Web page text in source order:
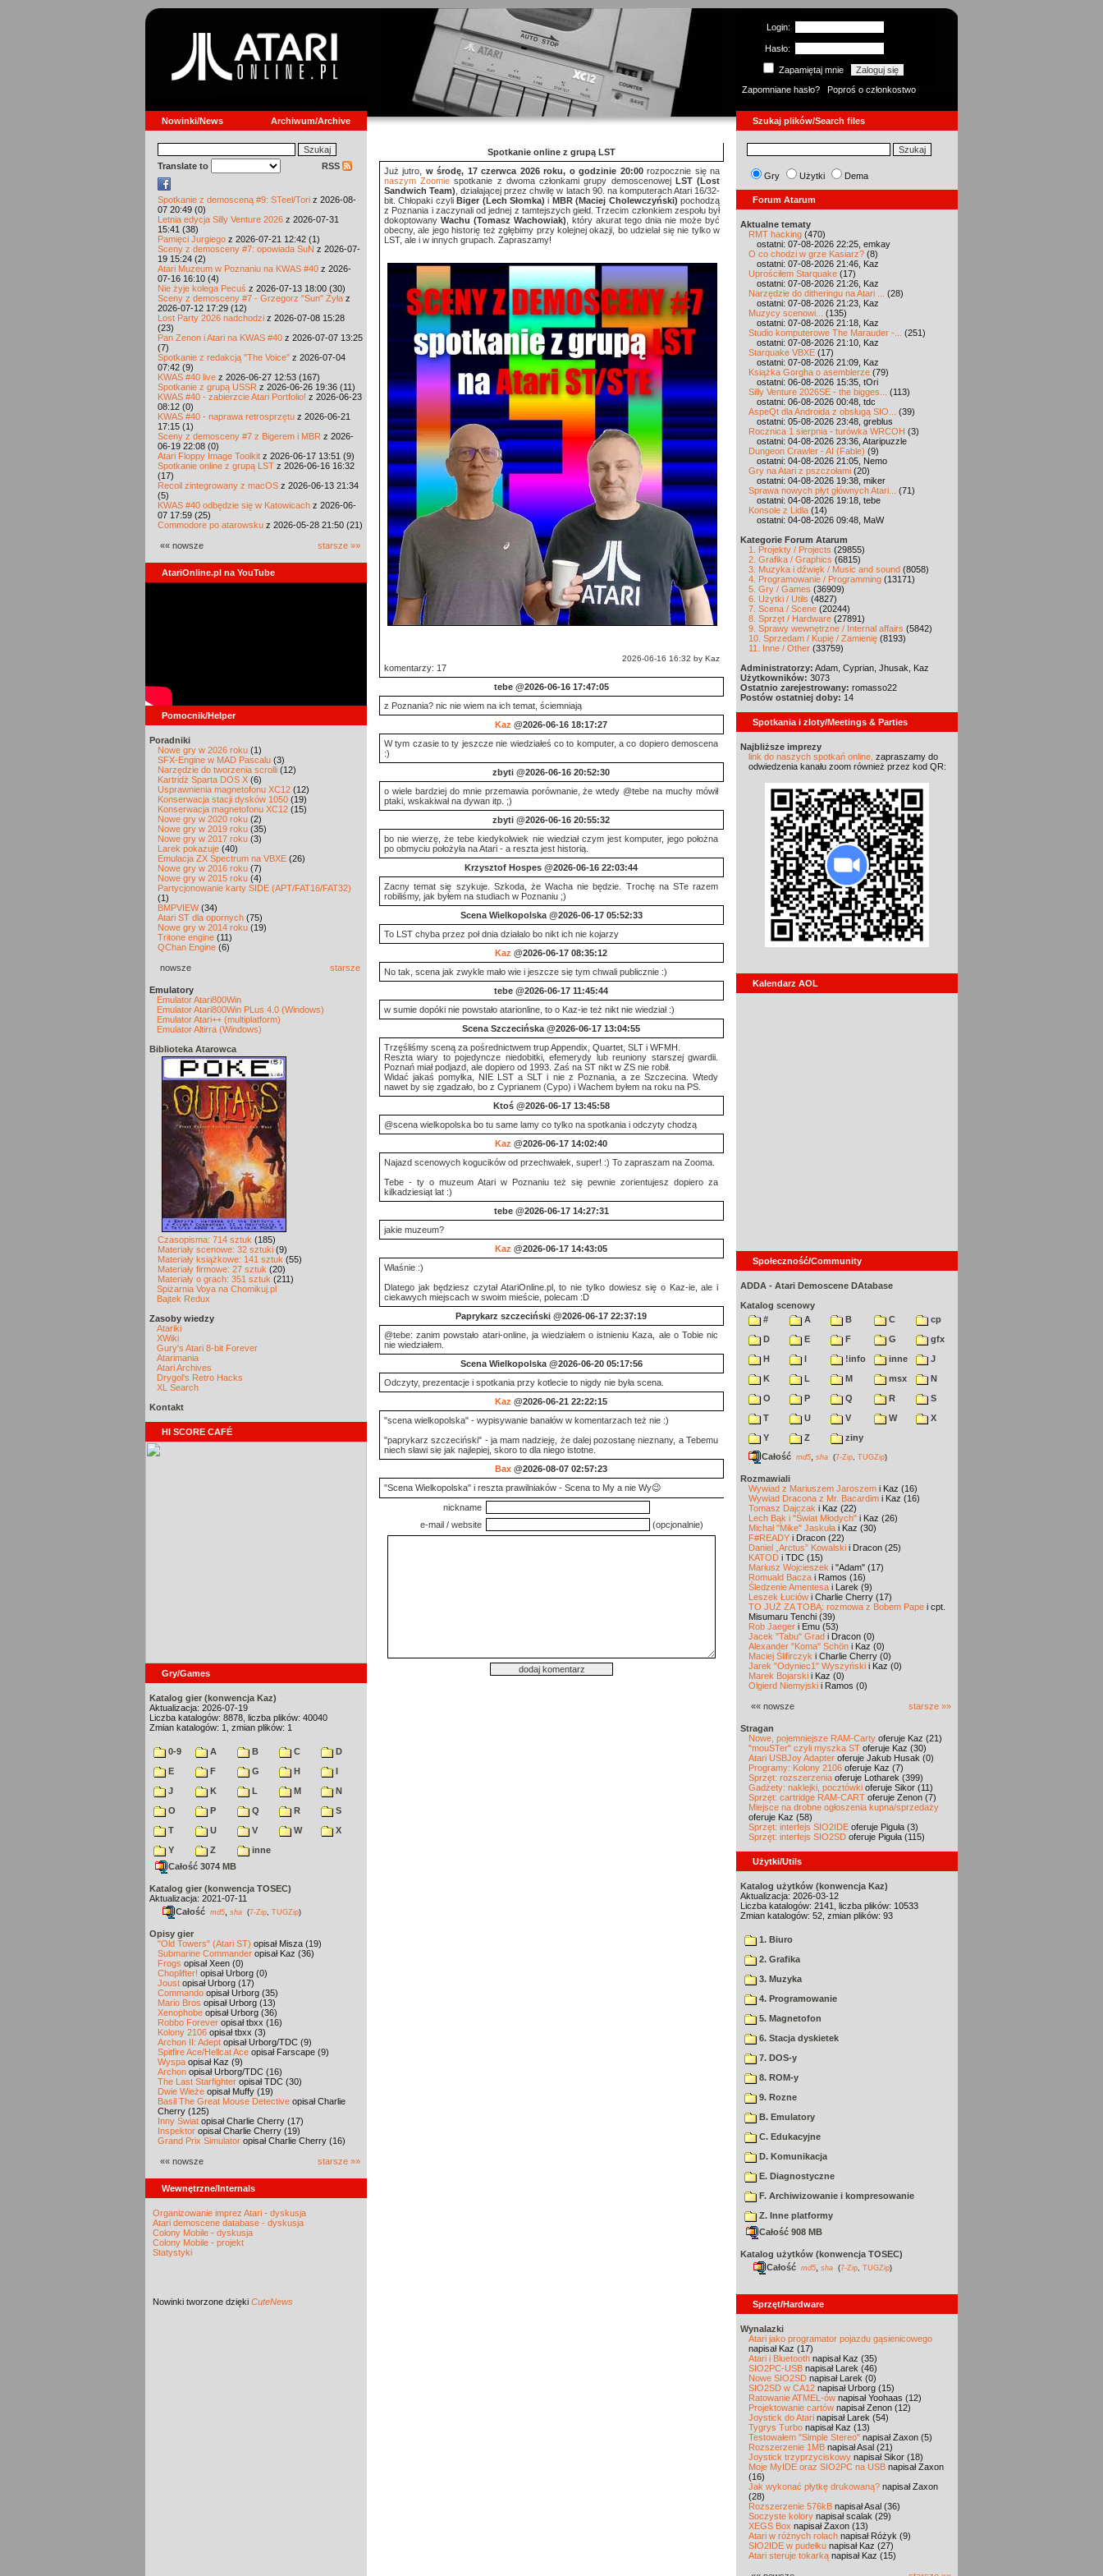
Login:
Hasło:
Zapamiętaj mnie
Zapomniane hasło?
Poproś o członkostwo
Nowinki/News Archiwum/Archive Szukaj plików/Search files
Translate to RSS
Spotkanie z demosceną #9: STeel/Tori z 2026-08-
07 20:49 (0)
Letnia edycja Silly Venture 2026 z 2026-07-31
15:41 (38)
Pamięci Jurgiego z 2026-07-21 12:42 (1)
Sceny z demosceny #7: opowiada SuN z 2026-07-
19 15:24 (2)
Atari Muzeum w Poznaniu na KWAS #40 z 2026-
07-16 16:10 (4)
Nie żyje kolega Pecuś z 2026-07-13 18:00 (30)
Sceny z demosceny #7 - Grzegorz "Sun" Żyła z
2026-07-12 17:29 (12)
Lost Party 2026 nadchodzi z 2026-07-08 15:28
(23)
Pan Zenon i Atari na KWAS #40 z 2026-07-07 13:25
(7)
Spotkanie z redakcją "The Voice" z 2026-07-04
07:42 (9)
KWAS #40 live z 2026-06-27 12:53 (167)
Spotkanie z grupą USSR z 2026-06-26 19:36 (11)
KWAS #40 - zabierzcie Atari Portfolio! z 2026-06-23
08:12 (0)
KWAS #40 - naprawa retrosprzętu z 2026-06-21
17:15 (1)
Sceny z demosceny #7 z Bigerem i MBR z 2026-
06-19 22:08 (0)
Atari Floppy Image Toolkit z 2026-06-17 13:51 (9)
Spotkanie online z grupą LST z 2026-06-16 16:32
(17)
Recoil zintegrowany z macOS z 2026-06-13 21:34
(5)
KWAS #40 odbędzie się w Katowicach z 2026-06-
07 17:59 (25)
Commodore po atarowsku z 2026-05-28 21:50 (21)
«« nowsze starsze »»
AtariOnline.pl na YouTube
Pomocnik/Helper
Poradniki
Nowe gry w 2026 roku (1)
SFX-Engine w MAD Pascalu (3)
Narzędzie do tworzenia scrolli (12)
Kartridż Sparta DOS X (6)
Usprawnienia magnetofonu XC12 (12)
Konserwacja stacji dysków 1050 (19)
Konserwacja magnetofonu XC12 (15)
Nowe gry w 2020 roku (2)
Nowe gry w 2019 roku (35)
Nowe gry w 2017 roku (3)
Larek pokazuje (40)
Emulacja ZX Spectrum na VBXE (26)
Nowe gry w 2016 roku (7)
Nowe gry w 2015 roku (4)
Partycjonowanie karty SIDE (APT/FAT16/FAT32)
(1)
BMPVIEW(34)
Atari ST dla opornych (75)
Nowe gry w 2014 roku (19)
Tritone engine (11)
QChan Engine (6)
nowsze starsze
Emulatory
Emulator Atari800Win
Emulator Atari800Win PLus 4.0 (Windows)
Emulator Atari++ (multiplatform)
Emulator Altirra (Windows)
Biblioteka Atarowca
Czasopisma: 714 sztuk (185)
Materiały scenowe: 32 sztuki (9)
Materiały książkowe: 141 sztuk (55)
Materiały firmowe: 27 sztuk (20)
Materiały o grach: 351 sztuk (211)
Spiżarnia Voya na Chomikuj.pl
Bajtek Redux
Zasoby wiedzy
Atariki
XWiki
Gury's Atari 8-bit Forever
Atarimania
Atari Archives
Drygol's Retro Hacks
XL Search
Kontakt
HI SCORE CAFÉ
Gry/Games
Katalog gier (konwencja Kaz)
Aktualizacja: 2026-07-19
Liczba katalogów: 8878, liczba plików: 40040
Zmian katalogów: 1, zmian plików: 1
0-9 A B C
D
E
F G H
I
J
K L M
N
O
P Q R
S
T
U V W
X
Y
Z
inne
Całość 3074 MB
Katalog gier (konwencja TOSEC)
Aktualizacja: 2021-07-11
Całość md5 sha (7-Zip TUGZip)
Opisy gier
"Old Towers" (Atari ST) opisał Misza (19)
Submarine Commander opisał Kaz (36)
Frogs opisał Xeen (0)
Choplifter! opisał Urborg (0)
Joust opisał Urborg (17)
Commando opisał Urborg (35)
Mario Bros opisał Urborg (13)
Xenophobe opisał Urborg (36)
Robbo Forever opisał tbxx (16)
Kolony 2106 opisał tbxx (3)
Archon II: Adept opisał Urborg/TDC (9)
Spitfire Ace/Hellcat Ace opisał Farscape (9)
Wyspa opisał Kaz (9)
Archon opisał Urborg/TDC (16)
The Last Starfighter opisał TDC (30)
Dwie Wieże opisał Muffy (19)
Basil The Great Mouse Detective opisał Charlie
Cherry (125)
Inny Świat opisał Charlie Cherry (17)
Inspektor opisał Charlie Cherry (19)
Grand Prix Simulator opisał Charlie Cherry (16)
«« nowsze starsze »»
Wewnętrzne/Internals
Organizowanie imprez Atari - dyskusja
Atari demoscene database - dyskusja
Colony Mobile - dyskusja
Colony Mobile - projekt
Statystyki
Nowinki tworzone dzięki CuteNews
Spotkanie online z grupą LST
Już jutro, w środę, 17 czerwca 2026 roku, o godzinie 20:00rozpocznie się na
naszym Zoomie spotkanie z dwoma członkami grupy demoscenowej LST (Lost
Sandwich Team) , działającej przez chwilę w latach 90. na komputerach Atari 16/32-
bit. Chłopaki czyliBiger (Lech Słomka) i MBR (Maciej Cholewczyński) pochodzą
z Poznania i zaczynali od jednej z tamtejszych giełd. Trzecim członkiem zespołu był
dokoptowany Wachu (Tomasz Wachowiak) , który akurat tego dnia nie może być
obecny, ale jego historię też zgłębimy przy kolejnej okazji, bo udzielał się nie tylko w
LST, ale i w innych grupach. Zapraszamy!
2026-06-16 16:32 by Kaz
komentarzy: 17
tebe@2026-06-16 17:47:05
z Poznania? nic nie wiem na ich temat, ściemniają
Kaz @2026-06-16 18:17:27
W tym czasie to ty jeszcze nie wiedziałeś co to komputer, a co dopiero demoscena
:)
zbyti @2026-06-16 20:52:30
o wiele bardziej do mnie przemawia porównanie, że wtedy @tebe na muchy mówił
ptaki, wskakiwał na dywan itp. ;)
zbyti @2026-06-16 20:55:32
bo nie wierzę, że tebe kiedykolwiek nie wiedział czym jest komputer, jego położna
po obmyciu położyła na Atari - a reszta jest historią.
Krzysztof Hospes @2026-06-16 22:03:44
Zacny temat się szykuje. Szkoda, że Wacha nie będzie. Trochę na STe razem
robiliśmy, jak byłem na studiach w Poznaniu ;)
Scena Wielkopolska@2026-06-17 05:52:33
To LST chyba przez poł dnia działalo bo nikt ich nie kojarzy
Kaz @2026-06-17 08:35:12
No tak, scena jak zwykle mało wie i jeszcze się tym chwali publicznie :)
tebe @2026-06-17 11:45:44
w sumie dopóki nie powstało atarionline, to o Kaz-ie też nikt nie wiedział :)
Scena Szczecińska @2026-06-17 13:04:55
Trzęśliśmy sceną za pośrednictwem trup Appendix, Quartet, SLT i WFMH.
Reszta wiary to pojedyncze niedobitki, efemerydy lub reuniony starszej gwardii.
Poznań miał podjazd, ale dopiero od 1993. Zaś na ST nikt w ZS nie robił.
Widać jakaś pomyłka, NIE LST a SLT i nie z Poznania, a ze Szczecina. Wtedy
nawet by się zgadzało, bo z Cyprianem (Cypo) i Wachem byłem na roku na PS.
Ktoś@2026-06-17 13:45:58
@scena wielkopolska bo tu same lamy co tylko na spotkania i odczyty chodzą
Kaz @2026-06-17 14:02:40
Najazd scenowych kogucików od przechwałek, super! :) To zapraszam na Zooma.
Tebe - ty o muzeum Atari w Poznaniu też się pewnie zorientujesz dopiero za
kilkadziesiąt lat :)
tebe@2026-06-17 14:27:31
jakie muzeum?
Kaz @2026-06-17 14:43:05
Właśnie :)
Dlatego jak będziesz czytał AtariOnline.pl, to nie tylko dowiesz się o Kaz-ie, ale i
ciekawych miejscach w swoim mieście, polecam :D
Paprykarz szczeciński @2026-06-17 22:37:19
@tebe: zanim powstało atari-online, ja wiedziałem o istnieniu Kaza, ale o Tobie nic
nie wiedziałem.
Scena Wielkopolska@2026-06-20 05:17:56
Odczyty, prezentacje i spotkania przy kotlecie to nigdy nie była scena.
Kaz @2026-06-21 22:22:15
"scena wielkopolska" - wypisywanie banałów w komentarzach też nie :)
"paprykarz szczeciński" - ja mam nadzieję, że dalej pozostanę nieznany, a Tebemu
niech sławi się jak najlepiej, skoro to dla niego istotne.
Bax @2026-08-07 02:57:23
"Scena Wielkopolska" i reszta prawilniaków - Scena to My a nie Wy😉
nickname
e-mail / website
(opcjonalnie)
Gry Użytki Dema
Forum Atarum
Aktualne tematy
RMT hacking (470)
ostatni: 07-08-2026 22:25, emkay
O co chodzi w grze Kasiarz? (8)
ostatni: 07-08-2026 21:46, Kaz
Uprościłem Starquake (17)
ostatni: 07-08-2026 21:26, Kaz
Narzędzie do ditheringu na Atari ...
(28)
ostatni: 07-08-2026 21:23, Kaz
Muzycy scenowi...
(135)
ostatni: 07-08-2026 21:18, Kaz
Studio komputerowe The Marauder -...
(251)
ostatni: 07-08-2026 21:10, Kaz
Starquake VBXE (17)
ostatni: 07-08-2026 21:09, Kaz
Książka Gorgha o asemblerze (79)
ostatni: 06-08-2026 15:35, tOri
Silly Venture 2026SE - the bigges...
(113)
ostatni: 06-08-2026 00:48, tdc
AspeQt dla Androida z obsługą SIO...
(39)
ostatni: 05-08-2026 23:48, greblus
Rocznica 1 sierpnia - turówka WRCOH (3)
ostatni: 04-08-2026 23:36, Ataripuzzle
Dungeon Crawler - AI (Fable) (9)
ostatni: 04-08-2026 21:05, Nemo
Gry na Atari z pszczołami (20)
ostatni: 04-08-2026 19:38, miker
Sprawa nowych płyt głównych Atari...
(71)
ostatni: 04-08-2026 19:18, tebe
Konsole z Lidla (14)
ostatni: 04-08-2026 09:48, MaW
Kategorie Forum Atarum
1. Projekty / Projects (29855)
2. Grafika / Graphics (6815)
3. Muzyka i dźwięk / Music and sound (8058)
4. Programowanie / Programming (13171)
5. Gry / Games (36909)
6. Użytki / Utils (4827)
7. Scena / Scene (20244)
8. Sprzęt / Hardware (27891)
9. Sprawy wewnętrzne / Internal affairs (5842)
10. Sprzedam / Kupię / Zamienię (8193)
11. Inne / Other (33759)
Administratorzy: Adam, Cyprian, Jhusak, Kaz
Użytkowników: 3073
Ostatnio zarejestrowany: romasso22
Postów ostatniej doby: 14
Spotkania i zloty/Meetings & Parties
Najbliższe imprezy
link do naszych spotkań online, zapraszamy do
odwiedzenia kanału zoom również przez kod QR:
Kalendarz AOL
Społeczność/Community
ADDA - Atari Demoscene DAtabase
Katalog scenowy
#
A B C
cp
D
E F G
gfx
H
I !info inne
J
K
L M msx
N
O
P Q R
S
T
U V W
X
Y
Z
ziny
Całość md5 sha (7-Zip TUGZip)
Rozmawiali
Wywiad z Mariuszem Jaroszem i Kaz (16)
Wywiad Dracona z Mr. Bacardim i Kaz (16)
Tomasz Dajczak i Kaz (22)
Lech Bąk i "Świat Młodych" i Kaz (26)
Michał "Mike" Jaskuła i Kaz (30)
F#READY i Dracon (22)
Daniel „Arctus” Kowalski i Dracon (25)
KATOD i TDC (15)
Mariusz Wojcieszek i "Adam" (17)
Romuald Bacza i Ramos (16)
Śledzenie Amentesa i Larek (9)
Leszek Łuciów i Charlie Cherry (17)
TO JUŻ ZA TOBĄ: rozmowa z Bobem Pape i cpt.
Misumaru Tenchi (39)
Rob Jaeger i Emu (53)
Jacek "Tabu" Grad i Dracon (0)
Alexander "Koma" Schön i Kaz (0)
Maciej Ślifirczyk i Charlie Cherry (0)
Jarek "Odyniec1" Wyszyński i Kaz (0)
Marek Bojarski i Kaz (0)
Olgierd Niemyjski i Ramos (0)
«« nowsze starsze »»
Stragan
Nowe, pojemniejsze RAM-Carty oferuje Kaz (21)
"mouSTer" czyli myszka ST oferuje Kaz (30)
Atari USBJoy Adapter oferuje Jakub Husak (0)
Programy: Kolony 2106 oferuje Kaz (7)
Sprzęt: rozszerzenia oferuje Lotharek (399)
Gadżety: naklejki, pocztówki oferuje Sikor (11)
Sprzęt: cartridge RAM-CART oferuje Zenon (7)
Miejsce na drobne ogłoszenia kupna/sprzedaży
oferuje Kaz (58)
Sprzęt: interfejs SIO2IDE oferuje Piguła (3)
Sprzęt: interfejs SIO2SD oferuje Piguła (115)
Użytki/Utils
Katalog użytków (konwencja Kaz)
Aktualizacja: 2026-03-12
Liczba katalogów: 2141, liczba plików: 10533
Zmian katalogów: 52, zmian plików: 93
1. Biuro
2. Grafika
3. Muzyka
4. Programowanie
5. Magnetofon
6. Stacja dyskietek
7. DOS-y
8. ROM-y
9. Rozne
B. Emulatory
C. Edukacyjne
D. Komunikacja
E. Diagnostyczne
F. Archiwizowanie i kompresowanie
Z. Inne platformy
Całość 908 MB
Katalog użytków (konwencja TOSEC)
Całość md5 sha (7-Zip TUGZip)
Sprzęt/Hardware
Wynalazki
Atari jako programator pojazdu gąsienicowego
napisał Kaz (17)
Atari i Bluetooth napisał Kaz (35)
SIO2PC-USB napisał Larek (46)
Nowe SIO2SD napisał Larek (0)
SIO2SD w CA12 napisał Urborg (15)
Ratowanie ATMEL-ów napisał Yoohaas (12)
Projektowanie cartów napisał Zenon (12)
Joystick do Atari napisał Larek (54)
Tygrys Turbo napisał Kaz (13)
Testowałem "Simple Stereo" napisał Zaxon (5)
Rozszerzenie 1MB napisał Asal (21)
Joystick trzyprzyciskowy napisał Sikor (18)
Moje MyIDE oraz SIO2PC na USB napisał Zaxon
(16)
Jak wykonać płytkę drukowaną? napisał Zaxon
(28)
Rozszerzenie 576kB napisał Asal (36)
Soczyste kolory napisał scalak (29)
XEGS Box napisał Zaxon (13)
Atari w różnych rolach napisał Różyk (9)
SIO2IDE w pudełku napisał Kaz (27)
Atari steruje tokarką napisał Kaz (15)